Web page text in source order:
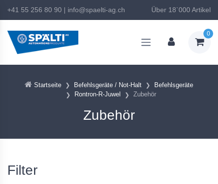
+41 55 256 80 90 | info@spaelti-ag.ch Über 18`000 Artikel
0
Startseite Befehlsgeräte / Not-Halt
Befehlsgeräte
Rontron-R-Juwel
Zubehör
Zubehör
Filter